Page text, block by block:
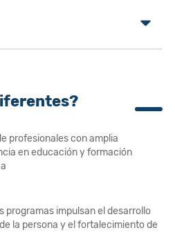
profesionales con amplia
en educación y formación
programas impulsan el desarrollo
la persona y el fortalecimiento de